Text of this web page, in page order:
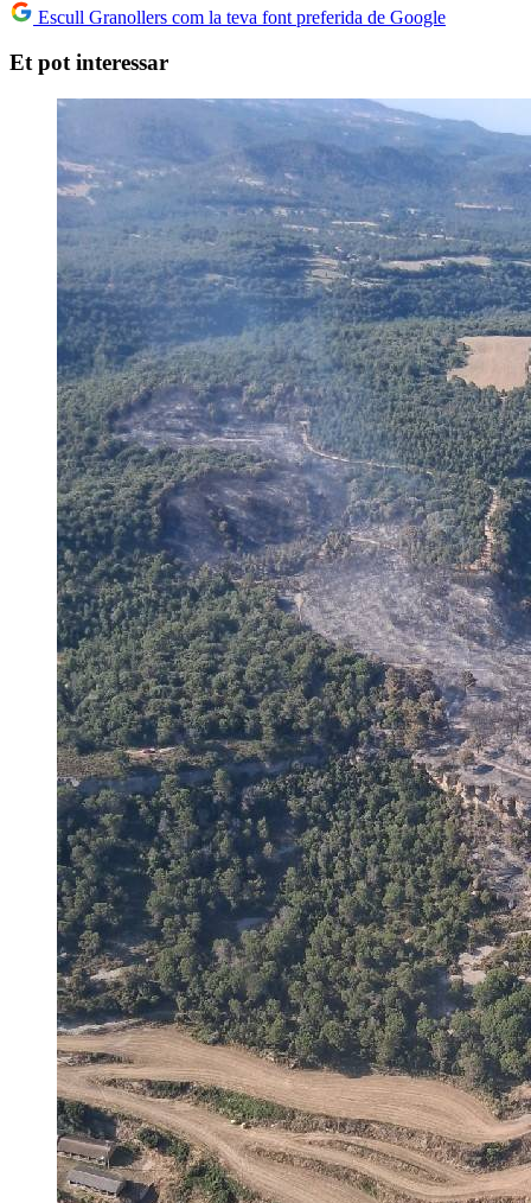
Escull Granollers com la teva font preferida de Google
Et pot interessar